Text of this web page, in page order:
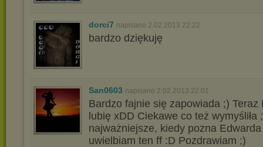
dorci7 napisano 2.02.2013 22:22
bardzo dziękuję
San0603 napisano 2.02.2013 22:01
Bardzo fajnie się zapowiada ;) Teraz
lubię xDD Ciekawe co też wymyśliła
najważniejsze, kiedy pozna
uwielbiam ten ff :D Pozdrawiam ;)